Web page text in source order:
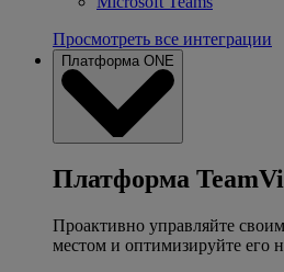
Просмотреть все интеграции
Платформа ONE
Платформа
Проактивно управляйте
местом и оптимизируйте его